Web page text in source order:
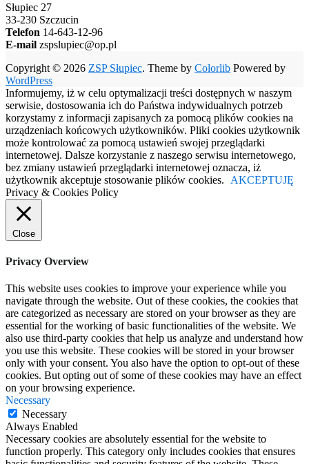
Słupiec 27
33-230 Szczucin
Telefon 14-643-12-96
E-mail zspslupiec@op.pl
Copyright © 2026 ZSP Słupiec. Theme by Colorlib Powered by
WordPress
Informujemy, iż w celu optymalizacji treści dostępnych w naszym
serwisie, dostosowania ich do Państwa indywidualnych potrzeb
korzystamy z informacji zapisanych za pomocą plików cookies na
urządzeniach końcowych użytkowników. Pliki cookies użytkownik
może kontrolować za pomocą ustawień swojej przeglądarki
internetowej. Dalsze korzystanie z naszego serwisu internetowego,
bez zmiany ustawień przeglądarki internetowej oznacza, iż
użytkownik akceptuje stosowanie plików cookies.
AKCEPTUJĘ
Privacy & Cookies Policy
Close
Privacy Overview
This website uses cookies to improve your experience while you
navigate through the website. Out of these cookies, the cookies that
are categorized as necessary are stored on your browser as they are
essential for the working of basic functionalities of the website. We
also use third-party cookies that help us analyze and understand how
you use this website. These cookies will be stored in your browser
only with your consent. You also have the option to opt-out of these
cookies. But opting out of some of these cookies may have an effect
on your browsing experience.
Necessary
Necessary
Always Enabled
Necessary cookies are absolutely essential for the website to
function properly. This category only includes cookies that ensures